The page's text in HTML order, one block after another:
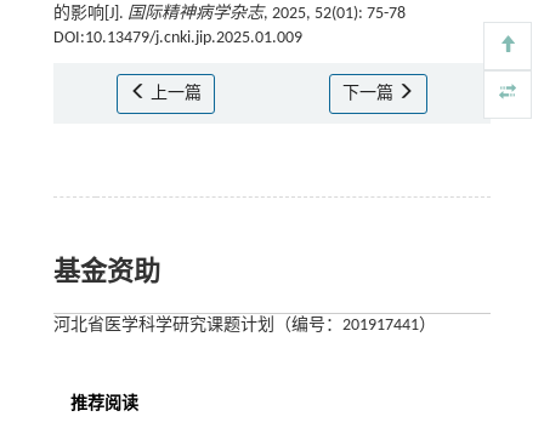
的影响[J]. 国际精神病学杂志, 2025, 52(01): 75-78
DOI:10.13479/j.cnki.jip.2025.01.009
上一篇 下一篇
基金资助
河北省医学科学研究课题计划（编号：201917441）